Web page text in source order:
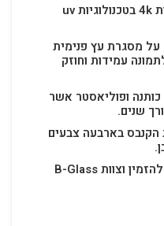
תמונות קנבס מודפסת באיכות 4k בטכנולוגיות uv
על מסגרת עץ פנימית
לתמונה עמידות וחוזק
ופוליאסטר אשר
שנים.
הקנבס בארבעה צבעים
אז למה אתם מחכים? מהרו להזמין וצוות B-Glass